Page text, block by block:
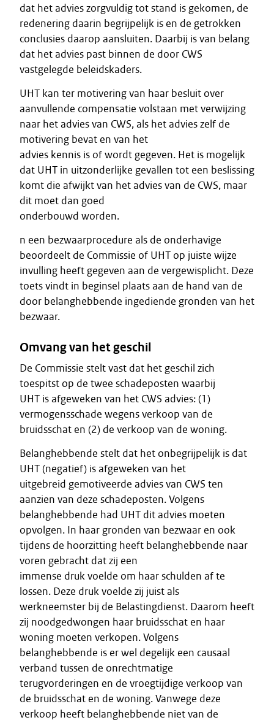
dat het advies zorgvuldig tot stand is gekomen, de
redenering daarin begrijpelijk is en de getrokken
conclusies daarop aansluiten. Daarbij is van belang
dat het advies past binnen de door CWS
vastgelegde beleidskaders.
UHT kan ter motivering van haar besluit over
aanvullende compensatie volstaan met verwijzing
naar het advies van CWS, als het advies zelf de
motivering bevat en van het
advies kennis is of wordt gegeven. Het is mogelijk
dat UHT in uitzonderlijke gevallen tot een beslissing
komt die afwijkt van het advies van de CWS, maar
dit moet dan goed
onderbouwd worden.
n een bezwaarprocedure als de onderhavige
beoordeelt de Commissie of UHT op juiste wijze
invulling heeft gegeven aan de vergewisplicht. Deze
toets vindt in beginsel plaats aan de hand van de
door belanghebbende ingediende gronden van het
bezwaar.
Omvang van het geschil
De Commissie stelt vast dat het geschil zich
toespitst op de twee schadeposten waarbij
UHT is afgeweken van het CWS advies: (1)
vermogensschade wegens verkoop van de
bruidsschat en (2) de verkoop van de woning.
Belanghebbende stelt dat het onbegrijpelijk is dat
UHT (negatief) is afgeweken van het
uitgebreid gemotiveerde advies van CWS ten
aanzien van deze schadeposten. Volgens
belanghebbende had UHT dit advies moeten
opvolgen. In haar gronden van bezwaar en ook
tijdens de hoorzitting heeft belanghebbende naar
voren gebracht dat zij een
immense druk voelde om haar schulden af te
lossen. Deze druk voelde zij juist als
werkneemster bij de Belastingdienst. Daarom heeft
zij noodgedwongen haar bruidsschat en haar
woning moeten verkopen. Volgens
belanghebbende is er wel degelijk een causaal
verband tussen de onrechtmatige
terugvorderingen en de vroegtijdige verkoop van
de bruidsschat en de woning. Vanwege deze
verkoop heeft belanghebbende niet van de